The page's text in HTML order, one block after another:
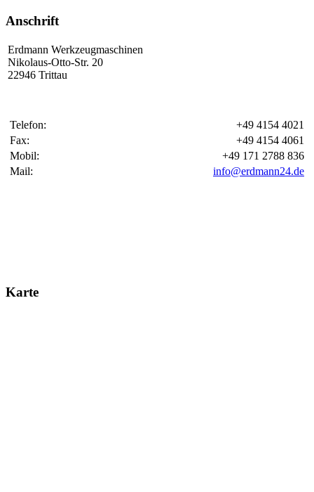
Anschrift
Erdmann Werkzeugmaschinen
Nikolaus-Otto-Str. 20
22946 Trittau
Telefon:
+49 4154 4021
Fax:
+49 4154 4061
Mobil:
+49 171 2788 836
Mail:
info@erdmann24.de
Karte